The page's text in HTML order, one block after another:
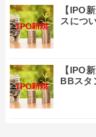
【IPO
スにつ
【IPO
BBスタ